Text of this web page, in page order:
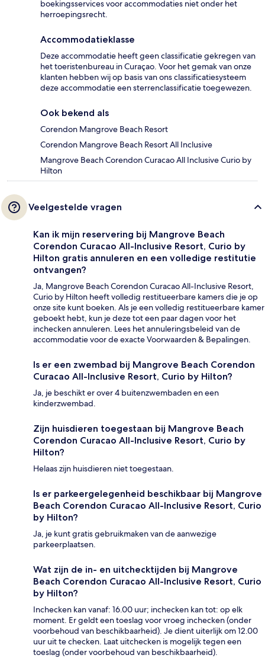
boekingsservices voor accommodaties niet onder het
herroepingsrecht.
Accommodatieklasse
Deze accommodatie heeft geen classificatie gekregen van
het toeristenbureau in Curaçao. Voor het gemak van onze
klanten hebben wij op basis van ons classificatiesysteem
deze accommodatie een sterrenclassificatie toegewezen.
Ook bekend als
Corendon Mangrove Beach Resort
Corendon Mangrove Beach Resort All Inclusive
Mangrove Beach Corendon Curacao All Inclusive Curio by
Hilton
Veelgestelde vragen
Kan ik mijn reservering bij Mangrove Beach
Corendon Curacao All-Inclusive Resort, Curio by
Hilton gratis annuleren en een volledige restitutie
ontvangen?
Ja, Mangrove Beach Corendon Curacao All-Inclusive Resort,
Curio by Hilton heeft volledig restitueerbare kamers die je op
onze site kunt boeken. Als je een volledig restitueerbare kamer
geboekt hebt, kun je deze tot een paar dagen voor het
inchecken annuleren. Lees het annuleringsbeleid van de
accommodatie voor de exacte Voorwaarden & Bepalingen.
Is er een zwembad bij Mangrove Beach Corendon
Curacao All-Inclusive Resort, Curio by Hilton?
Ja, je beschikt er over 4 buitenzwembaden en een
kinderzwembad.
Zijn huisdieren toegestaan bij Mangrove Beach
Corendon Curacao All-Inclusive Resort, Curio by
Hilton?
Helaas zijn huisdieren niet toegestaan.
Is er parkeergelegenheid beschikbaar bij Mangrove
Beach Corendon Curacao All-Inclusive Resort, Curio
by Hilton?
Ja, je kunt gratis gebruikmaken van de aanwezige
parkeerplaatsen.
Wat zijn de in- en uitchecktijden bij Mangrove
Beach Corendon Curacao All-Inclusive Resort, Curio
by Hilton?
Inchecken kan vanaf: 16.00 uur; inchecken kan tot: op elk
moment. Er geldt een toeslag voor vroeg inchecken (onder
voorbehoud van beschikbaarheid). Je dient uiterlijk om 12.00
uur uit te checken. Laat uitchecken is mogelijk tegen een
toeslag (onder voorbehoud van beschikbaarheid).